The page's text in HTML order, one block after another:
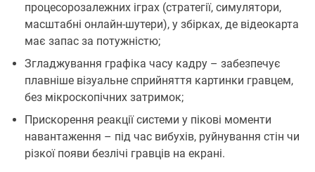
процесорозалежних іграх (стратегії, симулятори,
масштабні онлайн-шутери), у збірках, де відеокарта
має запас за потужністю;
Згладжування графіка часу кадру – забезпечує
плавніше візуальне сприйняття картинки гравцем,
без мікроскопічних затримок;
Прискорення реакції системи у пікові моменти
навантаження – під час вибухів, руйнування стін чи
різкої появи безлічі гравців на екрані.